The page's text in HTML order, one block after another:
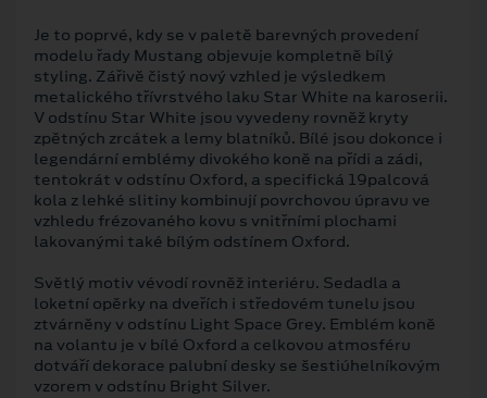
Je to poprvé, kdy se v paletě barevných provedení
modelu řady Mustang objevuje kompletně bílý
styling. Zářivě čistý nový vzhled je výsledkem
metalického třívrstvého laku Star White na karoserii.
V odstínu Star White jsou vyvedeny rovněž kryty
zpětných zrcátek a lemy blatníků. Bílé jsou dokonce i
legendární emblémy divokého koně na přídi a zádi,
tentokrát v odstínu Oxford, a specifická 19palcová
kola z lehké slitiny kombinují povrchovou úpravu ve
vzhledu frézovaného kovu s vnitřními plochami
lakovanými také bílým odstínem Oxford.
Světlý motiv vévodí rovněž interiéru. Sedadla a
loketní opěrky na dveřích i středovém tunelu jsou
ztvárněny v odstínu Light Space Grey. Emblém koně
na volantu je v bílé Oxford a celkovou atmosféru
dotváří dekorace palubní desky se šestiúhelníkovým
vzorem v odstínu Bright Silver.